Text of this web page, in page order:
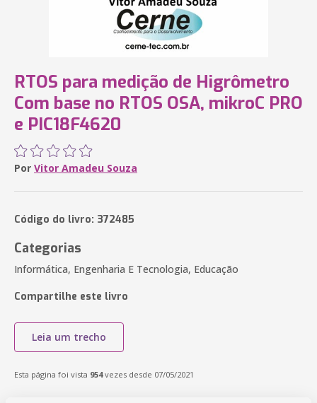
RTOS para medição de Higrômetro
Com base no RTOS OSA, mikroC PRO
e PIC18F4620
Por Vitor Amadeu Souza
Código do livro: 372485
Categorias
Informática, Engenharia E Tecnologia, Educação
Compartilhe este livro
Leia um trecho
Esta página foi vista 954vezes desde 07/05/2021